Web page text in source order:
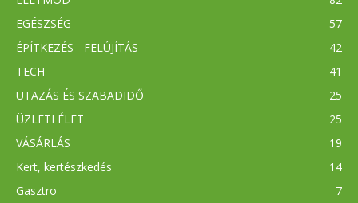
EGÉSZSÉG
57
ÉPÍTKEZÉS - FELÚJÍTÁS
42
TECH
41
UTAZÁS ÉS SZABADIDŐ
25
ÜZLETI ÉLET
25
VÁSÁRLÁS
19
Kert, kertészkedés
14
Gasztro
7